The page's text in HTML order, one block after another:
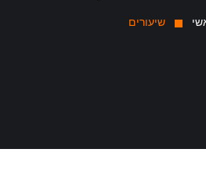
שיעורים